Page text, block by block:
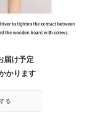
届け予定
かります
る